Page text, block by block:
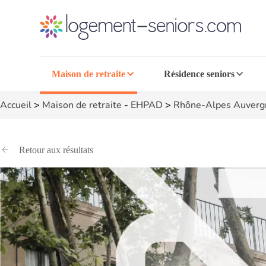
Maison de retraite Résidence seniors
Accueil> Maison de retraite - EHPAD > Rhône-Alpes
Retour aux résultats